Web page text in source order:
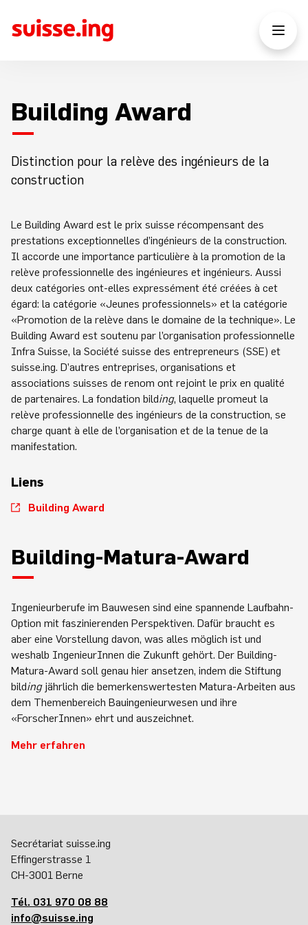
Building Award
Distinction pour la relève des ingénieurs de la
construction
Le Building Award est le prix suisse récompensant des
prestations exceptionnelles d’ingénieurs de la construction.
Il accorde une importance particulière à la promotion de la
relève professionnelle des ingénieures et ingénieurs. Aussi
deux catégories ont-elles expressément été créées à cet
égard: la catégorie «Jeunes professionnels» et la catégorie
«Promotion de la relève dans le domaine de la technique». Le
Building Award est soutenu par l’organisation professionnelle
Infra Suisse, la Société suisse des entrepreneurs (SSE) et
suisse.ing. D’autres entreprises, organisations et
associations suisses de renom ont rejoint le prix en qualité
de partenaires. La fondation bilding, laquelle promeut la
relève professionnelle des ingénieurs de la construction, se
charge quant à elle de l’organisation et de la tenue de la
manifestation.
Liens
Building Award
Building-Matura-Award
Ingenieurberufe im Bauwesen sind eine spannende Laufbahn-
Option mit faszinierenden Perspektiven. Dafür braucht es
aber eine Vorstellung davon, was alles möglich ist und
weshalb IngenieurInnen die Zukunft gehört. Der Building-
Matura-Award soll genau hier ansetzen, indem die Stiftung
bildingjährlich die bemerkenswertesten Matura-Arbeiten aus
dem Themenbereich Bauingenieurwesen und ihre
«ForscherInnen» ehrt und auszeichnet.
Mehr erfahren
Secrétariat suisse.ing
Effingerstrasse 1
CH-3001 Berne
Tél. 031 970 08 88
info@suisse.ing